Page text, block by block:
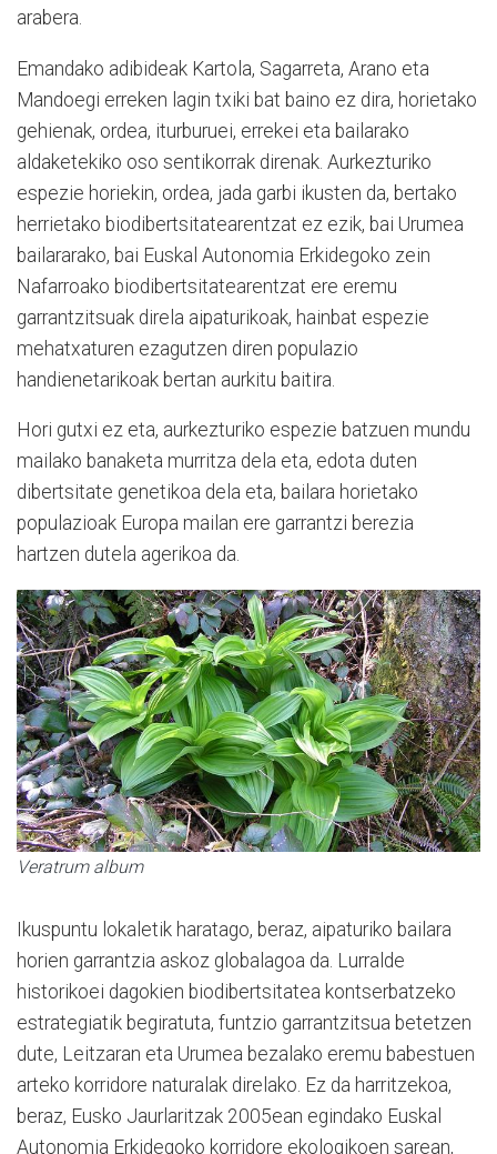
arabera.
Emandako adibideak Kartola, Sagarreta, Arano eta
Mandoegi erreken lagin txiki bat baino ez dira, horietako
gehienak, ordea, iturburuei, errekei eta bailarako
aldaketekiko oso sentikorrak direnak. Aurkezturiko
espezie horiekin, ordea, jada garbi ikusten da, bertako
herrietako biodibertsitatearentzat ez ezik, bai Urumea
bailararako, bai Euskal Autonomia Erkidegoko zein
Nafarroako biodibertsitatearentzat ere eremu
garrantzitsuak direla aipaturikoak, hainbat espezie
mehatxaturen ezagutzen diren populazio
handienetarikoak bertan aurkitu baitira.
Hori gutxi ez eta, aurkezturiko espezie batzuen mundu
mailako banaketa murritza dela eta, edota duten
dibertsitate genetikoa dela eta, bailara horietako
populazioak Europa mailan ere garrantzi berezia
hartzen dutela agerikoa da.
Veratrum album
Ikuspuntu lokaletik haratago, beraz, aipaturiko bailara
horien garrantzia askoz globalagoa da. Lurralde
historikoei dagokien biodibertsitatea kontserbatzeko
estrategiatik begiratuta, funtzio garrantzitsua betetzen
dute, Leitzaran eta Urumea bezalako eremu babestuen
arteko korridore naturalak direlako. Ez da harritzekoa,
beraz, Eusko Jaurlaritzak 2005ean egindako Euskal
Autonomia Erkidegoko korridore ekologikoen sarean,